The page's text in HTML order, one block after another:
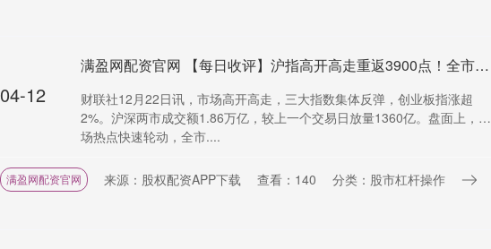
04-12
满盈网配资官网 【每日收评】沪指高开高走重返3900点！全市场超百股涨停，海南、算力硬件板块联袂领涨
财联社12月22日讯，市场高开高走，三大指数集体反弹，创业板指涨超
2%。沪深两市成交额1.86万亿，较上一个交易日放量1360亿。盘面上，市
场热点快速轮动，全市....
满盈网配资官网 来源：股权配资APP下载 查看：140 分类：股市杠杆操作